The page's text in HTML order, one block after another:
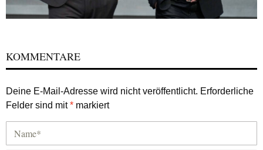
KOMMENTARE
Deine E-Mail-Adresse wird nicht veröffentlicht. Erforderliche
Felder sind mit* markiert